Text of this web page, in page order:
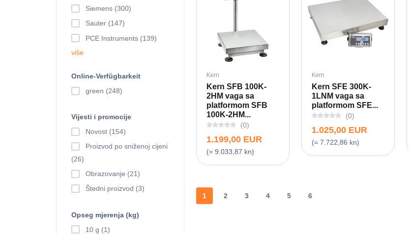
Kern
Kern SFB 100K-
2HM vaga sa
platformom SFB
100K-2HM...
(0)
1.199,00 EUR
(= 9.033,87 kn)
Kern
Kern SFE 300K-
1LNM vaga sa
platformom SFE...
(0)
1.025,00 EUR
(= 7.722,86 kn)
1 2 3 4 5 6
Siemens (300)
Sauter (147)
PCE Instruments (139)
više
Online-Verfügbarkeit
green (248)
Vijesti i promocije
Novost (154)
Proizvod po sniženoj cijeni
(26)
Obrazovanje (21)
Štedni proizvod (3)
Opseg mjerenja (kg)
10 g (1)